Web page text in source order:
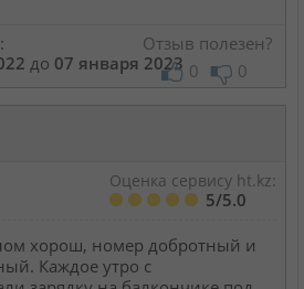
до 07 января 2023
Отзыв полезен?
0
0
Оценка сервису ht.kz:
5/5.0
хорош, номер добротный и
Каждое утро с